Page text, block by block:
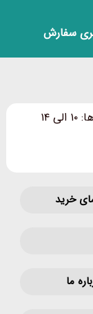
سفارش
خرید
ما